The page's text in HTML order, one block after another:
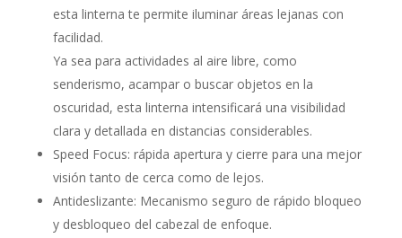
esta linterna te permite iluminar áreas lejanas con
facilidad.
Ya sea para actividades al aire libre, como
senderismo, acampar o buscar objetos en la
oscuridad, esta linterna intensificará una visibilidad
clara y detallada en distancias considerables.
Speed Focus: rápida apertura y cierre para una mejor
visión tanto de cerca como de lejos.
Antideslizante: Mecanismo seguro de rápido bloqueo
y desbloqueo del cabezal de enfoque.